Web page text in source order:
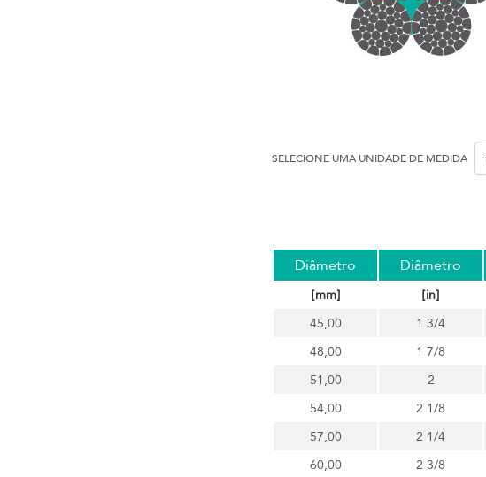
SELECIONE UMA UNIDADE DE MEDIDA
Diâmetro Diâmetro
[mm] [in]
45,00
1 3/4
48,00
1 7/8
51,00
2
54,00
2 1/8
57,00
2 1/4
60,00
2 3/8